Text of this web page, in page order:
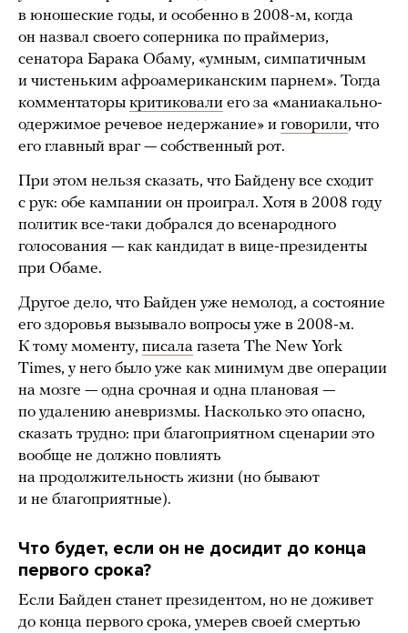
в юношеские годы, и особенно в 2008-м, когда
он назвал своего соперника по праймериз,
сенатора Барака Обаму, «умным, симпатичным
и чистеньким афроамериканским парнем». Тогда
комментаторы критиковали его за «маниакально-
одержимое речевое недержание» и говорили, что
его главный враг — собственный рот.
При этом нельзя сказать, что Байдену все сходит
с рук: обе кампании он проиграл. Хотя в 2008 году
политик все-таки добрался до всенародного
голосования — как кандидат в вице-президенты
при Обаме.
Другое дело, что Байден уже немолод, а состояние
его здоровья вызывало вопросы уже в 2008-м.
К тому моменту, писала газета The New York
Times, у него было уже как минимум две операции
на мозге — одна срочная и одна плановая —
по удалению аневризмы. Насколько это опасно,
сказать трудно: при благоприятном сценарии это
вообще не должно повлиять
на продолжительность жизни (но бывают
и не благоприятные).
Что будет, если он не досидит до конца
первого срока?
Если Байден станет президентом, но не доживет
до конца первого срока, умерев своей смертью